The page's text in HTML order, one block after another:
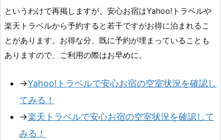
というわけで再掲しますが、安心お宿はYahoo!トラベルや
楽天トラベルから予約すると若干ですがお得に泊まれるこ
とがあります。お得な分、既に予約が埋まっていることも
ありますので、ご利用の際はお早めに。
→Yahoo!トラベルで安心お宿の空室状況を確認し
てみる！
→楽天トラベルで安心お宿の空室状況を確認して
みる！